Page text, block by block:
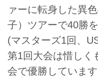
ァーに転身した異
子）ツアーで40勝
(マスターズ1回、
第1回大会は惜しく
会で優勝していま